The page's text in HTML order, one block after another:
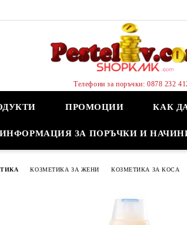
Телефони за поръчки: 0878 232
ПРОМОЦИИ КАК
ИНФОРМАЦИЯ ЗА ПОРЪЧКИ И
КОЗМЕТИКА ЗА ЖЕНИ КОЗМЕТИКА ЗА КОСА